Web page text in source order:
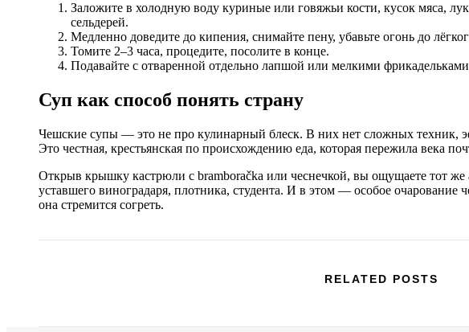
Заложите в холодную воду куриные или говяжьи кости, кусок мяса,
сельдерей.
Медленно доведите до кипения, снимайте пену, убавьте огонь до
Томите 2–3 часа, процедите, посолите в конце.
Подавайте с отваренной отдельно лапшой или мелкими
Суп как способ понять страну
Чешские супы — это не про кулинарный блеск. В них нет сложных техник,
Это честная, крестьянская по происхождению еда, которая пережила века
Открыв крышку кастрюли с bramboračka или чеснечкой, вы ощущаете тот же
уставшего виноградаря, плотника, студента. И в этом — особое очарование
она стремится согреть.
RELATED POSTS